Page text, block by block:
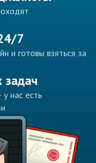
7
и готовы взяться за
задач
нас есть